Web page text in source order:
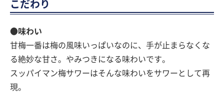
こだわり
●味わい
甘梅一番は梅の風味いっぱいなのに、手が止まらなくな
る絶妙な甘さ。やみつきになる味わいです。
スッパイマン梅サワーはそんな味わいをサワーとして再
現。